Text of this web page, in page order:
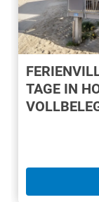
TAGE IN